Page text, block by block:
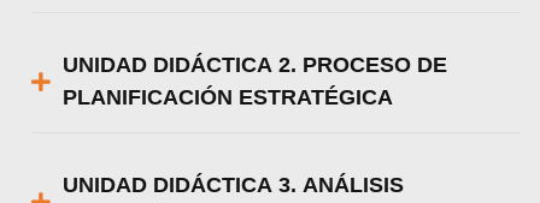
UNIDAD DIDÁCTICA 2. PROCESO DE
PLANIFICACIÓN ESTRATÉGICA
UNIDAD DIDÁCTICA 3. ANÁLISIS